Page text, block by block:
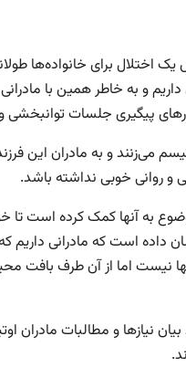
برای خانواده‌ها
و به خاطر همین با
پیگیری جلسات توانبخشی
می‌زنند و به مادران این
و روانی خوبی نداشته باشد.
به آنها کمک کرده است تا
داده است که مادرانی داریم
نیست اما از آن طرف بافت
نیازها و مطالبات